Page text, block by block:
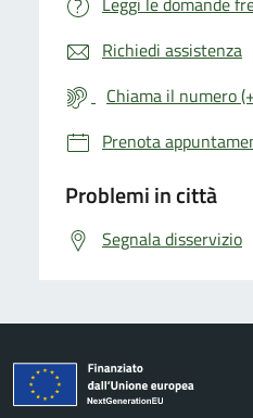
Richiedi assistenza
Chiama il numero
Prenota
Problemi in città
Segnala disservizio